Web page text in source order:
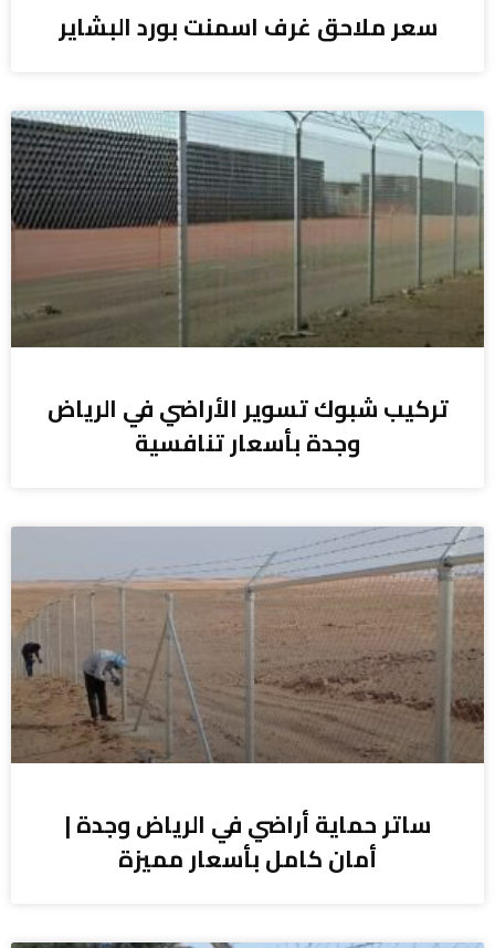
سعر ملاحق غرف اسمنت بورد البشاير
تركيب شبوك تسوير الأراضي في الرياض
وجدة بأسعار تنافسية
ساتر حماية أراضي في الرياض وجدة |
أمان كامل بأسعار مميزة